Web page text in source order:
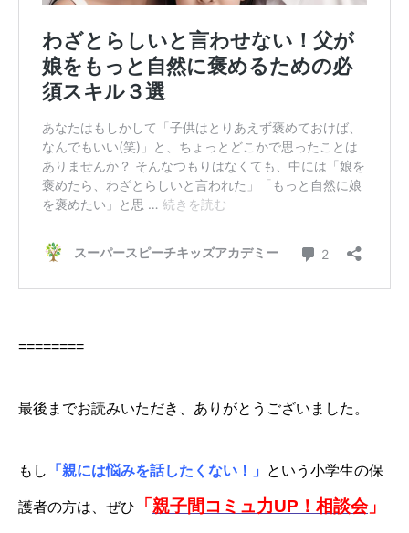
========
最後までお読みいただき、ありがとうございました。
もし 「親には悩みを話したくない！」 という小学生の保
護者の方は、ぜひ 「 親子間コミュ力UP！相談会」